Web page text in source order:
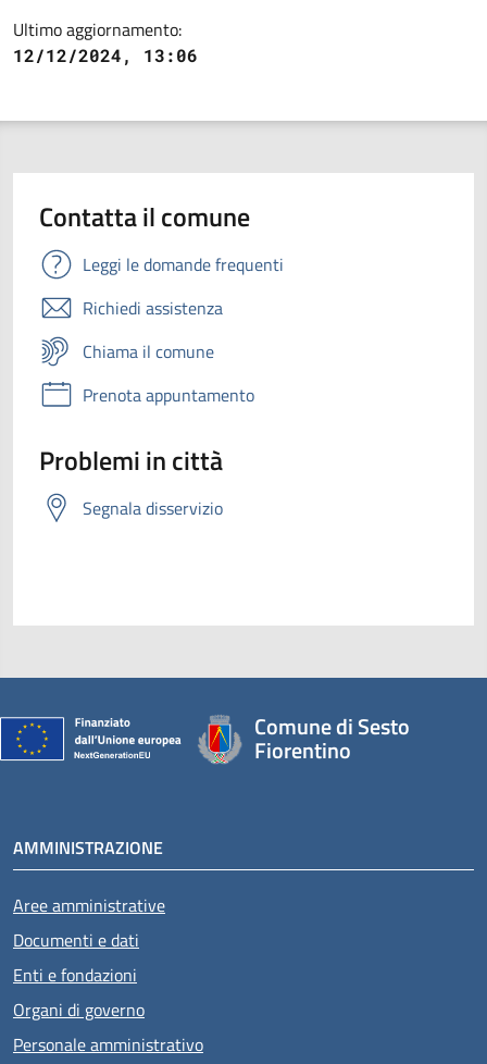
Ultimo aggiornamento:
12/12/2024, 13:06
Contatta il comune
Leggi le domande frequenti
Richiedi assistenza
Chiama il comune
Prenota appuntamento
Problemi in città
Segnala disservizio
Comune di Sesto
Fiorentino
AMMINISTRAZIONE
Aree amministrative
Documenti e dati
Enti e fondazioni
Organi di governo
Personale amministrativo